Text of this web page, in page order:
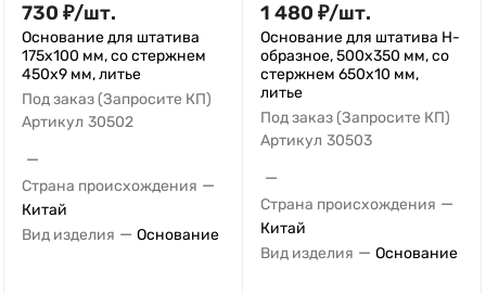
730 ₽/шт.
Основание для штатива
175х100 мм, со стержнем
450х9 мм, литье
Под заказ (Запросите КП)
Артикул 30502
—
Страна происхождения —
Китай
Вид изделия — Основание
1 480 ₽/шт.
Основание для штатива Н-
образное, 500х350 мм, со
стержнем 650х10 мм,
литье
Под заказ (Запросите КП)
Артикул 30503
—
Страна происхождения —
Китай
Вид изделия — Основание